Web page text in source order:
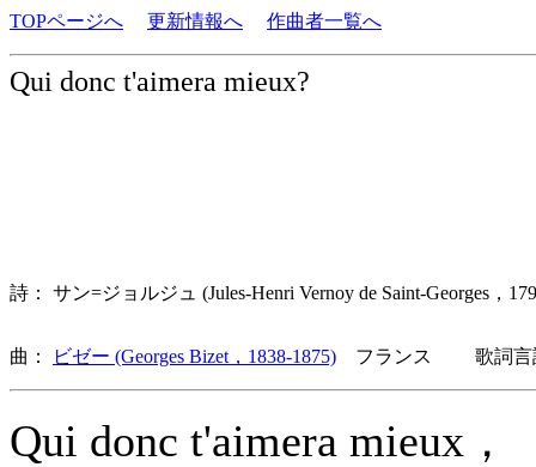
TOPページへ 更新情報へ 作曲者一覧へ
Qui donc t'aimera mieux?
詩： サン=ジョルジュ (Jules-Henri Vernoy de Saint-Georges，
曲： ビゼー (Georges Bizet，1838-1875) フランス 歌詞言
Qui donc t'aimera mieux，